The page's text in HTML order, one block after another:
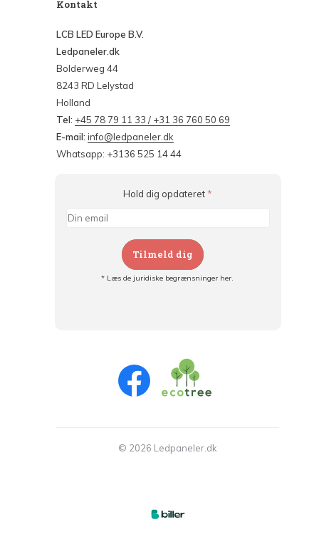
Kontakt
LCB LED Europe B.V.
Ledpaneler.dk
Bolderweg 44
8243 RD Lelystad
Holland
Tel: +45 78 79 11 33 / +31 36 760 50 69
E-mail: info@ledpaneler.dk
Whatsapp: +3136 525 14 44
Hold dig opdateret *
Tilmeld dig
* Læs de juridiske begrænsninger her.
© 2026 Ledpaneler.dk